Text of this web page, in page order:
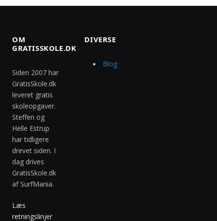
OM
GRATISSKOLE.DK
Siden 2007 har
GratisSkole.dk
leveret gratis
skoleopgaver.
Steffen og
Helle Estrup
har tidligere
drevet siden. I
dag drives
GratisSkole.dk
af SurfMania.
Læs
retningslinjer
DIVERSE
Blog